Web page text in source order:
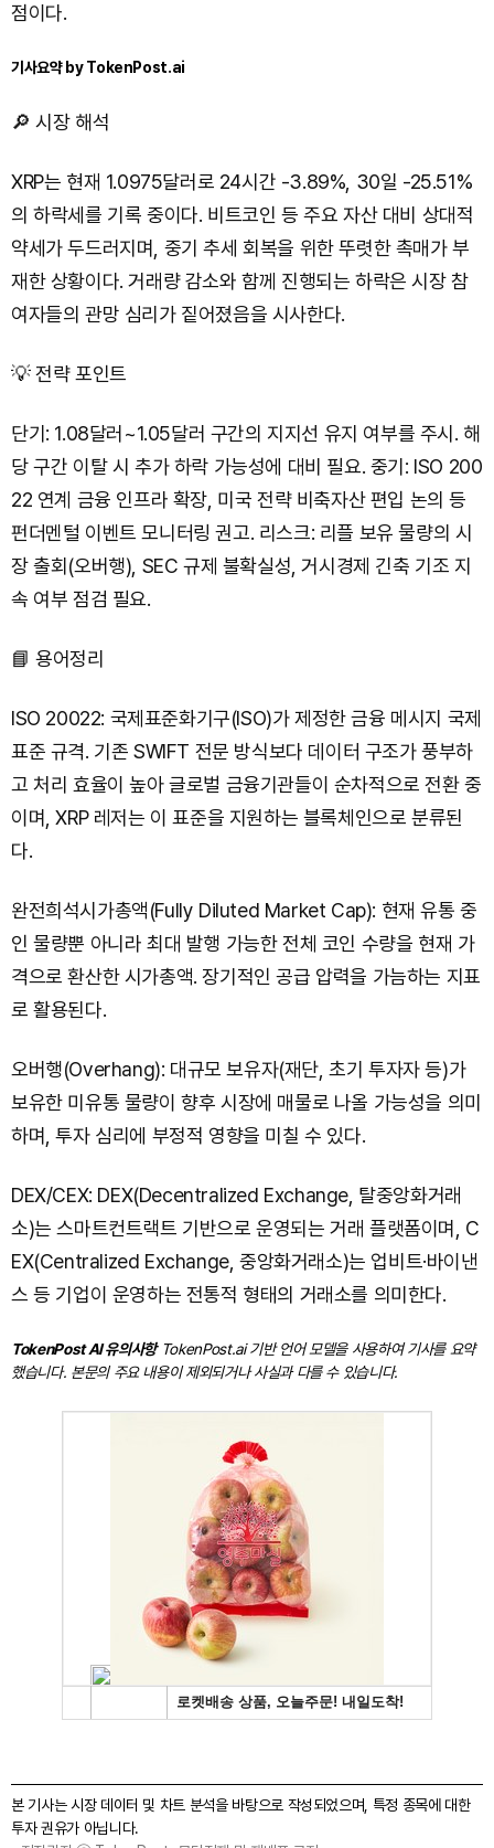
점이다.
기사요약 by TokenPost.ai
🔎 시장 해석
XRP는 현재 1.0975달러로 24시간 -3.89%, 30일 -25.51%
의 하락세를 기록 중이다. 비트코인 등 주요 자산 대비 상대적
약세가 두드러지며, 중기 추세 회복을 위한 뚜렷한 촉매가 부
재한 상황이다. 거래량 감소와 함께 진행되는 하락은 시장 참
여자들의 관망 심리가 짙어졌음을 시사한다.
💡 전략 포인트
단기: 1.08달러~1.05달러 구간의 지지선 유지 여부를 주시. 해
당 구간 이탈 시 추가 하락 가능성에 대비 필요. 중기: ISO 200
22 연계 금융 인프라 확장, 미국 전략 비축자산 편입 논의 등
펀더멘털 이벤트 모니터링 권고. 리스크: 리플 보유 물량의 시
장 출회(오버행), SEC 규제 불확실성, 거시경제 긴축 기조 지
속 여부 점검 필요.
📘 용어정리
ISO 20022: 국제표준화기구(ISO)가 제정한 금융 메시지 국제
표준 규격. 기존 SWIFT 전문 방식보다 데이터 구조가 풍부하
고 처리 효율이 높아 글로벌 금융기관들이 순차적으로 전환 중
이며, XRP 레저는 이 표준을 지원하는 블록체인으로 분류된
다.
완전희석시가총액(Fully Diluted Market Cap): 현재 유통 중
인 물량뿐 아니라 최대 발행 가능한 전체 코인 수량을 현재 가
격으로 환산한 시가총액. 장기적인 공급 압력을 가늠하는 지표
로 활용된다.
오버행(Overhang): 대규모 보유자(재단, 초기 투자자 등)가
보유한 미유통 물량이 향후 시장에 매물로 나올 가능성을 의미
하며, 투자 심리에 부정적 영향을 미칠 수 있다.
DEX/CEX: DEX(Decentralized Exchange, 탈중앙화거래
소)는 스마트컨트랙트 기반으로 운영되는 거래 플랫폼이며, C
EX(Centralized Exchange, 중앙화거래소)는 업비트·바이낸
스 등 기업이 운영하는 전통적 형태의 거래소를 의미한다.
TokenPost AI 유의사항TokenPost.ai 기반 언어 모델을 사용하여 기사를 요약
했습니다. 본문의 주요 내용이 제외되거나 사실과 다를 수 있습니다.
본 기사는 시장 데이터 및 차트 분석을 바탕으로 작성되었으며, 특정 종목에 대한
투자 권유가 아닙니다.